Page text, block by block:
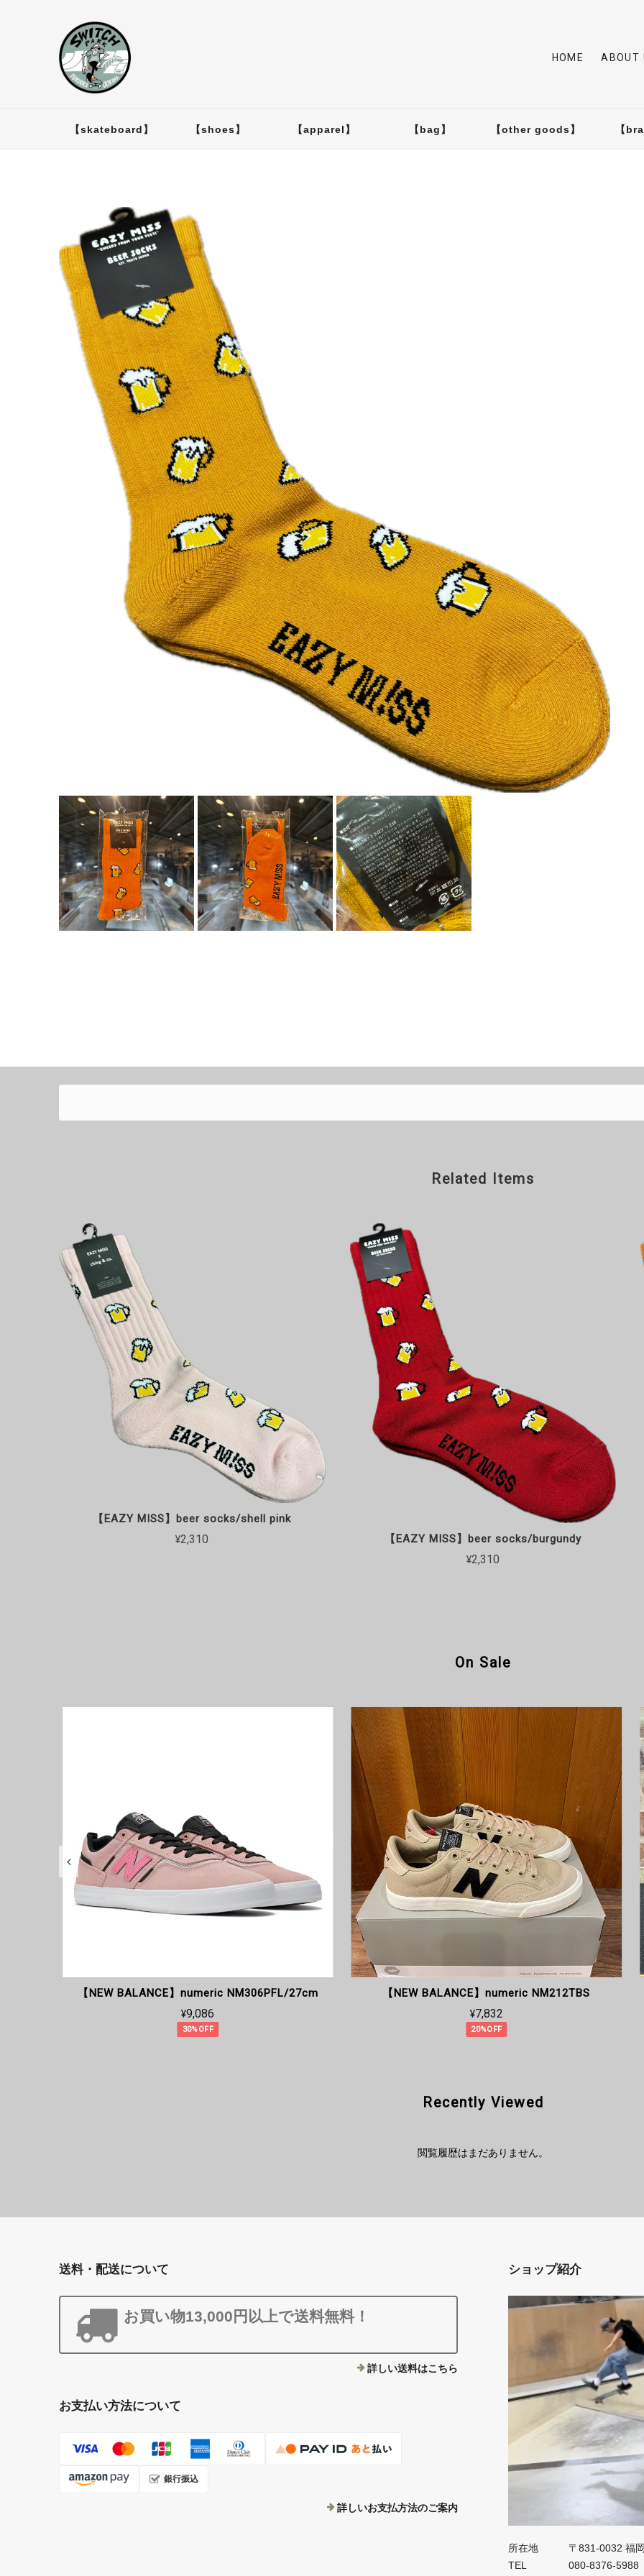
HOME ABOUT
【skateboard】 【shoes】 【apparel】 【bag】 【other goods】 【
Related Items
【EAZY MISS】beer socks/shell pink
¥2,310 【EAZY MISS】beer socks/burgundy
¥2,310
On Sale
【NEW BALANCE】numeric NM306PFL/27cm
¥9,086
30%OFF
【NEW BALANCE】numeric NM212TBS
¥7,832
20%OFF
Recently Viewed
閲覧履歴はまだありません。
送料・配送について
お買い物13,000円以上で送料無料！
詳しい送料はこちら
お支払い方法について
銀行振込
詳しいお支払方法のご案内
ショップ紹介
所在地
〒831-0032 福
TEL
080-8376-5988